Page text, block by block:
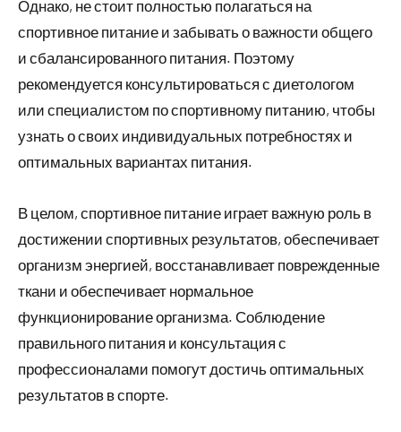
Однако, не стоит полностью полагаться на
спортивное питание и забывать о важности общего
и сбалансированного питания. Поэтому
рекомендуется консультироваться с диетологом
или специалистом по спортивному питанию, чтобы
узнать о своих индивидуальных потребностях и
оптимальных вариантах питания.
В целом, спортивное питание играет важную роль в
достижении спортивных результатов, обеспечивает
организм энергией, восстанавливает поврежденные
ткани и обеспечивает нормальное
функционирование организма. Соблюдение
правильного питания и консультация с
профессионалами помогут достичь оптимальных
результатов в спорте.